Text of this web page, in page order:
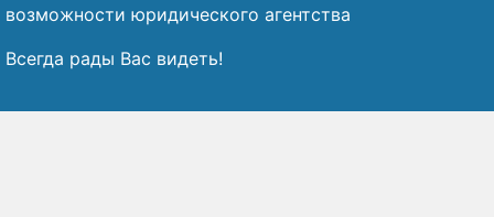
возможности юридического агентства
Всегда рады Вас видеть!